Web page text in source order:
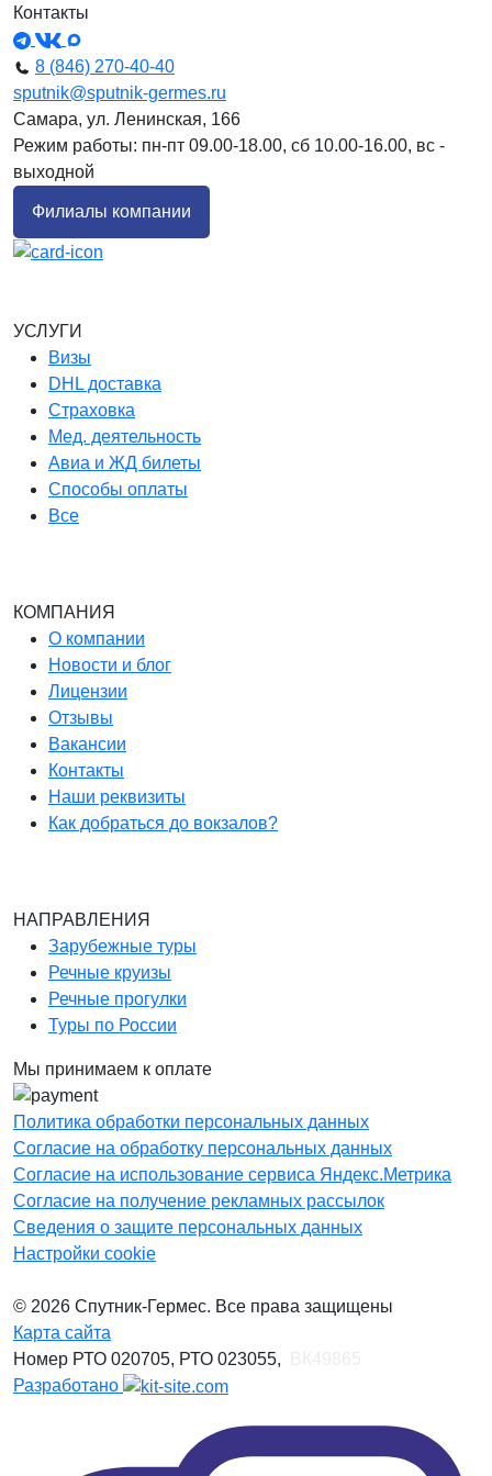
УСЛУГИ
Визы
DHL доставка
Страховка
Мед. деятельность
Авиа и ЖД билеты
Способы оплаты
Все
КОМПАНИЯ
О компании
Новости и блог
Лицензии
Отзывы
Вакансии
Контакты
Наши реквизиты
Как добраться до вокзалов?
НАПРАВЛЕНИЯ
Зарубежные туры
Речные круизы
Речные прогулки
Туры по России
Мы принимаем к оплате
Контакты
8 (846) 270-40-40
sputnik@sputnik-germes.ru
Самара, ул. Ленинская, 166
Режим работы: пн-пт 09.00-18.00, сб 10.00-16.00, вс -
выходной
Филиалы компании
Политика обработки персональных данных
Согласие на обработку персональных данных
Согласие на использование сервиса Яндекс.Метрика
Согласие на получение рекламных рассылок
Сведения о защите персональных данных
Настройки cookie
© 2026 Спутник-Гермес. Все права защищены
Карта сайта
Номер РТО 020705, РТО 023055,
Разработано